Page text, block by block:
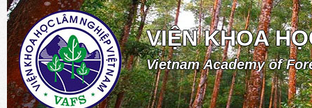
VIỆN KHOA
Vietnam Academy of